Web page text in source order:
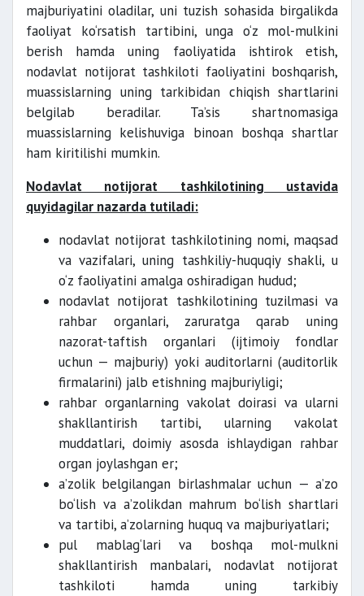
majburiyatini oladilar, uni tuzish sohasida birgalikda
faoliyat ko‘rsatish tartibini, unga o‘z mol-mulkini
berish hamda uning faoliyatida ishtirok etish,
nodavlat notijorat tashkiloti faoliyatini boshqarish,
muassislarning uning tarkibidan chiqish shartlarini
belgilab beradilar. Ta’sis shartnomasiga
muassislarning kelishuviga binoan boshqa shartlar
ham kiritilishi mumkin.
Nodavlat notijorat tashkilotining ustavida
quyidagilar nazarda tutiladi:
nodavlat notijorat tashkilotining nomi, maqsad
va vazifalari, uning tashkiliy-huquqiy shakli, u
o‘z faoliyatini amalga oshiradigan hudud;
nodavlat notijorat tashkilotining tuzilmasi va
rahbar organlari, zaruratga qarab uning
nazorat-taftish organlari (ijtimoiy fondlar
uchun — majburiy) yoki auditorlarni (auditorlik
firmalarini) jalb etishning majburiyligi;
rahbar organlarning vakolat doirasi va ularni
shakllantirish tartibi, ularning vakolat
muddatlari, doimiy asosda ishlaydigan rahbar
organ joylashgan er;
a’zolik belgilangan birlashmalar uchun — a’zo
bo‘lish va a’zolikdan mahrum bo‘lish shartlari
va tartibi, a’zolarning huquq va majburiyatlari;
pul mablag‘lari va boshqa mol-mulkni
shakllantirish manbalari, nodavlat notijorat
tashkiloti hamda uning tarkibiy